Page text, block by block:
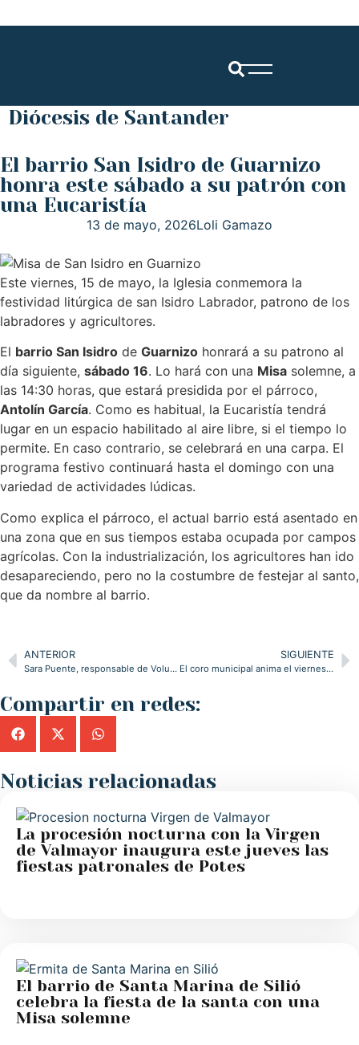
Diócesis de Santander
El barrio San Isidro de Guarnizo
honra este sábado a su patrón con
una Eucaristía
13 de mayo, 2026Loli Gamazo
Este viernes, 15 de mayo, la Iglesia conmemora la
festividad litúrgica de san Isidro Labrador, patrono de los
labradores y agricultores.
El barrio San Isidro de Guarnizo honrará a su patrono al
día siguiente, sábado 16. Lo hará con una Misa solemne, a
las 14:30 horas, que estará presidida por el párroco,
Antolín García. Como es habitual, la Eucaristía tendrá
lugar en un espacio habilitado al aire libre, si el tiempo lo
permite. En caso contrario, se celebrará en una carpa. El
programa festivo continuará hasta el domingo con una
variedad de actividades lúdicas.
Como explica el párroco, el actual barrio está asentado en
una zona que en sus tiempos estaba ocupada por campos
agrícolas. Con la industrialización, los agricultores han ido
desapareciendo, pero no la costumbre de festejar al santo,
que da nombre al barrio.
ANTERIOR
Sara Puente, responsable de Voluntariado de Cáritas Santander: “La escucha es una herramienta clave para la acogida”
SIGUIENTE
El coro municipal anima el viernes en Galizano la Misa en honor a san Isidro Labrador
Compartir en redes:
Noticias relacionadas
La procesión nocturna con la Virgen
de Valmayor inaugura este jueves las
fiestas patronales de Potes
El barrio de Santa Marina de Silió
celebra la fiesta de la santa con una
Misa solemne